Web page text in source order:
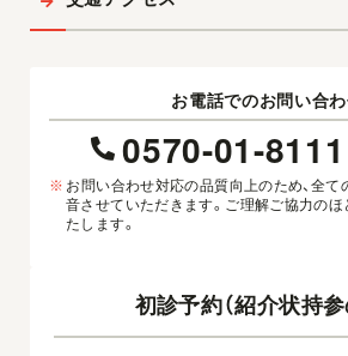
お電話でのお問い合
0570-01-8111
※ お問い合わせ対応の品質向上のため、全
音させていただきます。ご理解ご協力のほ
たします。
初診予約（紹介状持参